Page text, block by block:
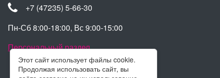
Этот сайт использует файлы cookie.
Продолжая использовать сайт, вы
+7 (47235) 5-66-30
Пн-Сб 8:00-18:00, Вс 9:00-15:00
Персональный раздел